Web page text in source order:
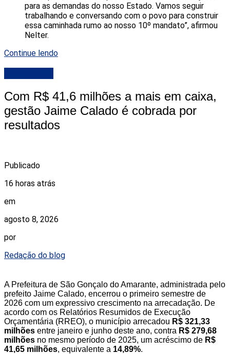
para as demandas do nosso Estado. Vamos seguir
trabalhando e conversando com o povo para construir
essa caminhada rumo ao nosso 10º mandato”, afirmou
Nelter.
Continue lendo
Com R$ 41,6 milhões a mais em caixa,
gestão Jaime Calado é cobrada por
resultados
Publicado
16 horas atrás
em
agosto 8, 2026
por
Redação do blog
A Prefeitura de São Gonçalo do Amarante, administrada pelo
prefeito Jaime Calado, encerrou o primeiro semestre de
2026 com um expressivo crescimento na arrecadação. De
acordo com os Relatórios Resumidos de Execução
Orçamentária (RREO), o município arrecadou R$ 321,33
milhões entre janeiro e junho deste ano, contra R$ 279,68
milhões no mesmo período de 2025, um acréscimo de R$
41,65 milhões, equivalente a 14,89%.